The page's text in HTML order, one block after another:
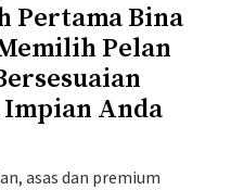
Pertama Bina
Pelan
Impian Anda
asas dan premium